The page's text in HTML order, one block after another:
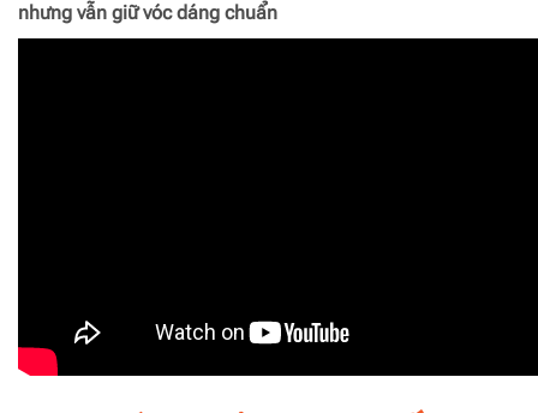
nhưng vẫn giữ vóc dáng chuẩn